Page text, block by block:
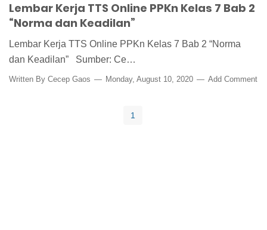
Lembar Kerja TTS Online PPKn Kelas 7 Bab 2
“Norma dan Keadilan”
Lembar Kerja TTS Online PPKn Kelas 7 Bab 2 “Norma
dan Keadilan” Sumber: Ce…
Written By Cecep Gaos Monday, August 10, 2020 Add Comment
1